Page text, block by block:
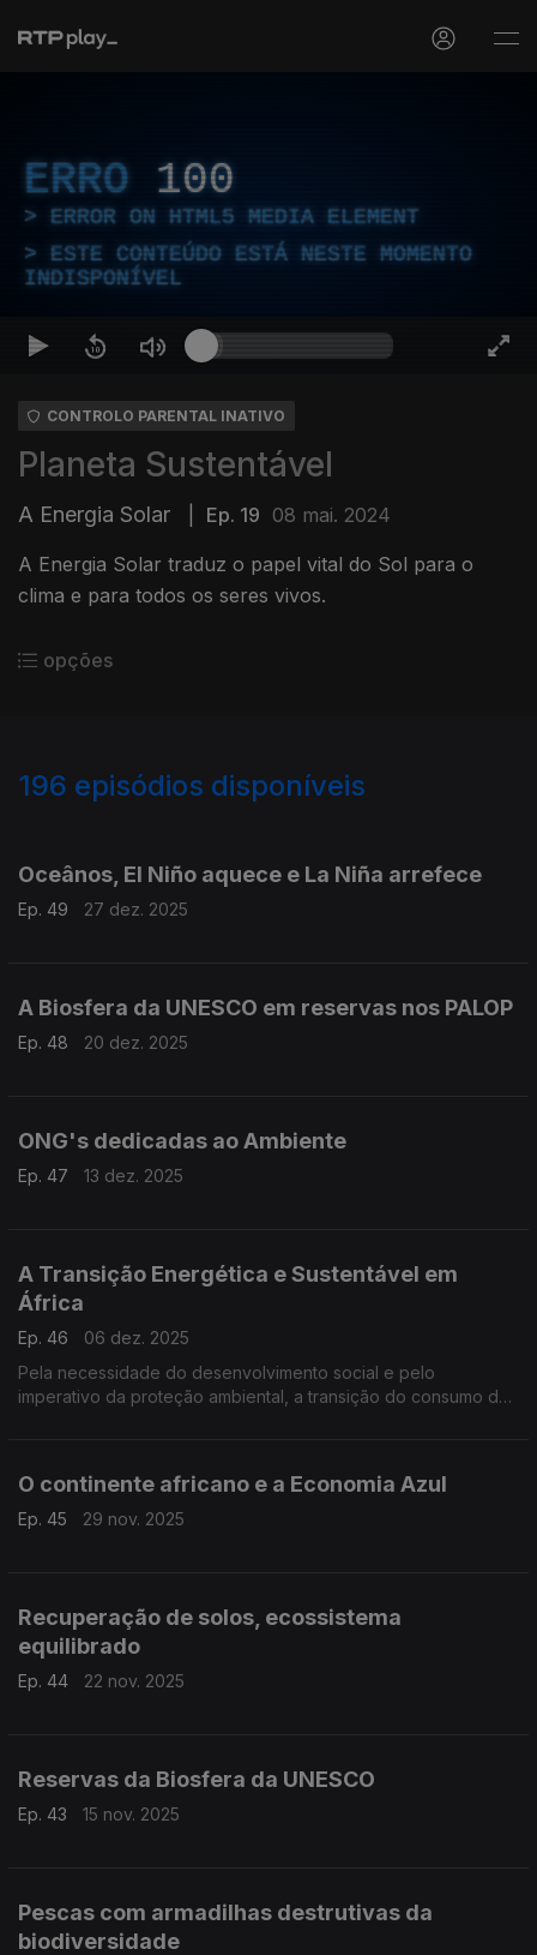
ERRO 100
ERROR ON HTML5 MEDIA ELEMENT
ESTE CONTEÚDO ESTÁ NESTE MOMENTO
INDISPONÍVEL
CONTROLO PARENTAL INATIVO
Planeta Sustentável
A Energia Solar Ep. 19 08 mai. 2024
A Energia Solar traduz o papel vital do Sol para o
clima e para todos os seres vivos.
opções
196 episódios disponíveis
Oceânos, El Niño aquece e La Niña arrefece
Ep. 49 27 dez. 2025
A Biosfera da UNESCO em reservas nos PALOP
Ep. 48 20 dez. 2025
ONG's dedicadas ao Ambiente
Ep. 47 13 dez. 2025
A Transição Energética e Sustentável em
África
Ep. 46
06 dez. 2025
Pela necessidade do desenvolvimento social e pelo
imperativo da proteção ambiental, a transição do consumo de
O continente africano e a Economia Azul
Ep. 45 29 nov. 2025
Recuperação de solos, ecossistema
equilibrado
Ep. 44 22 nov. 2025
Reservas da Biosfera da UNESCO
Ep. 43 15 nov. 2025
Pescas com armadilhas destrutivas da
biodiversidade